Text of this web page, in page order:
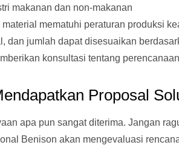
makanan dan non-makanan
mematuhi peraturan produksi
dan jumlah dapat disesuaikan
konsultasi tentang
Proposal
apa pun sangat diterima. Jangan
Benison akan mengevaluasi